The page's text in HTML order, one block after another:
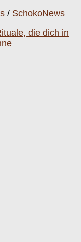
/ SchokoNews
die dich in